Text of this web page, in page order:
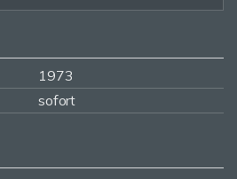
1973
sofort